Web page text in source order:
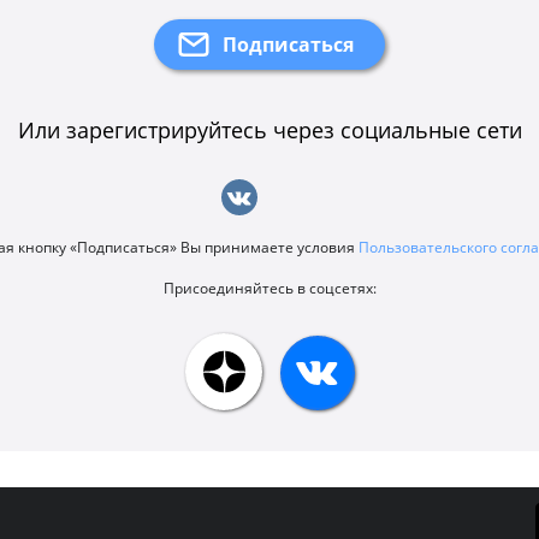
Или зарегистрируйтесь через социальные сети
кнопку «Подписаться» Вы принимаете условия Пользовательского
Присоединяйтесь в соцсетях: